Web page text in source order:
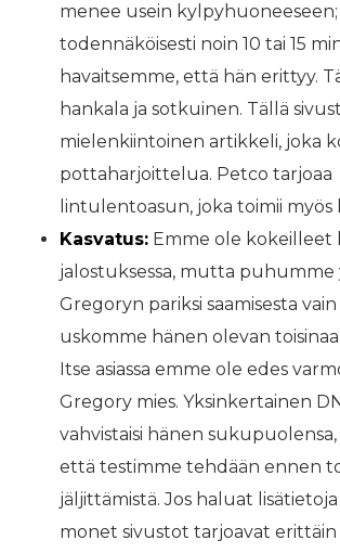
menee usein kylpyhuoneeseen;
todennäköisesti noin 10 tai 15
havaitsemme, että hän erittyy.
hankala ja sotkuinen. Tällä
mielenkiintoinen artikkeli, joka
pottaharjoittelua. Petco tarjoaa
lintulentoasun, joka toimii myös
Kasvatus: Emme ole kokeilleet
jalostuksessa, mutta
Gregoryn pariksi saamisesta vain
uskomme hänen olevan
Itse asiassa emme ole edes
Gregory mies. Yksinkertainen
vahvistaisi hänen
että testimme tehdään ennen
jäljittämistä. Jos haluat
monet sivustot tarjoavat erittäin